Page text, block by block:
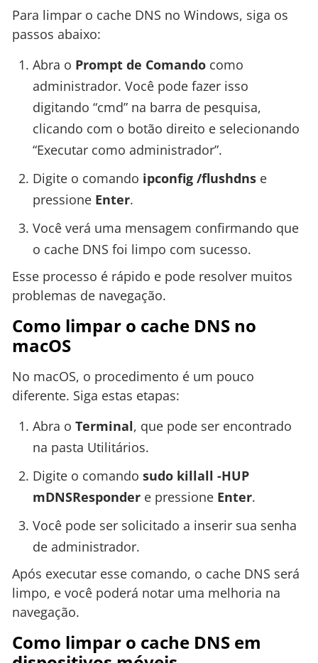
Para limpar o cache DNS no Windows, siga os
passos abaixo:
Abra o Prompt de Comandocomo
administrador. Você pode fazer isso
digitando “cmd” na barra de pesquisa,
clicando com o botão direito e selecionando
“Executar como administrador”.
Digite o comando ipconfig /flushdnse
pressione Enter.
Você verá uma mensagem confirmando que
o cache DNS foi limpo com sucesso.
Esse processo é rápido e pode resolver muitos
problemas de navegação.
Como limpar o cache DNS no
macOS
No macOS, o procedimento é um pouco
diferente. Siga estas etapas:
Abra o Terminal, que pode ser encontrado
na pasta Utilitários.
Digite o comando sudo killall -HUP
mDNSRespondere pressione Enter.
Você pode ser solicitado a inserir sua senha
de administrador.
Após executar esse comando, o cache DNS será
limpo, e você poderá notar uma melhoria na
navegação.
Como limpar o cache DNS em